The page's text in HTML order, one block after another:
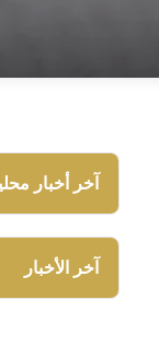
آخر أخبار
آخر الأخبار